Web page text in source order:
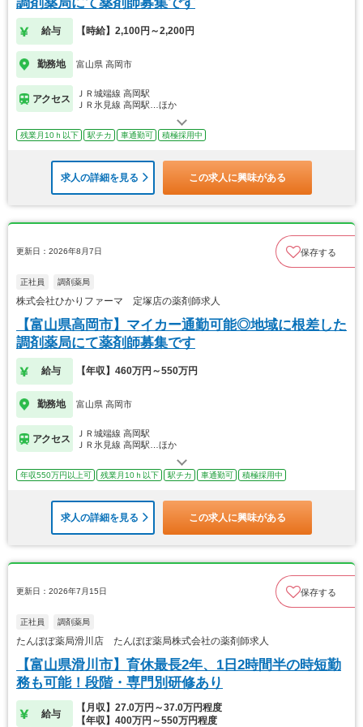
給与 【時給】2,100円～2,200円
勤務地 富山県 高岡市
アクセス
ＪＲ城端線 高岡駅
ＪＲ氷見線 高岡駅…ほか
残業月10ｈ以下 駅チカ 車通勤可 積極採用中
求人の詳細を見る この求人に興味がある
更新日：2026年8月7日 保存する
正社員 調剤薬局
株式会社ひかりファーマ 定塚店の薬剤師求人
【富山県高岡市】マイカー通勤可能◎地域に根差した
調剤薬局にて薬剤師募集です
給与 【年収】460万円～550万円
勤務地 富山県 高岡市
アクセス
ＪＲ城端線 高岡駅
ＪＲ氷見線 高岡駅…ほか
年収550万円以上可 残業月10ｈ以下 駅チカ 車通勤可 積極採用中
求人の詳細を見る この求人に興味がある
更新日：2026年7月15日 保存する
正社員 調剤薬局
たんぽぽ薬局滑川店 たんぽぽ薬局株式会社の薬剤師求人
【富山県滑川市】育休最長2年、1日2時間半の時短勤
務も可能！段階・専門別研修あり
給与
【月収】27.0万円～37.0万円程度
【年収】400万円～550万円程度